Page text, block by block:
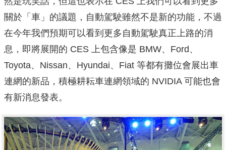
關於「車」的議題，自動駕駛雖然不是新的功能，不過
在今年我們預期可以看到更多自動駕駛真正上路的消
息，即將展開的 CES 上包含像是 BMW、Ford、
Toyota、Nissan、Hyundai、Fiat 等都有攤位會展出車
連網的新品，積極耕耘車連網領域的 NVIDIA 可能也會
有新消息發表。